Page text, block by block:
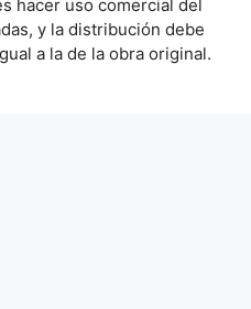
hacer uso comercial del
y la distribución debe
a la de la obra original.